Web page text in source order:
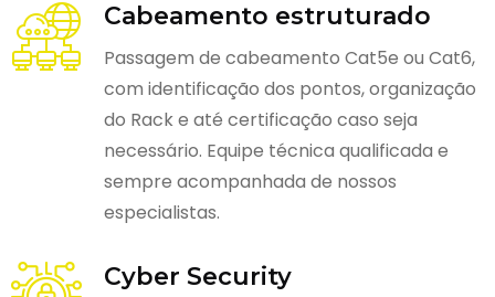
Cabeamento estruturado
Passagem de cabeamento Cat5e ou Cat6,
com identificação dos pontos, organização
do Rack e até certificação caso seja
necessário. Equipe técnica qualificada e
sempre acompanhada de nossos
especialistas.
Cyber Security